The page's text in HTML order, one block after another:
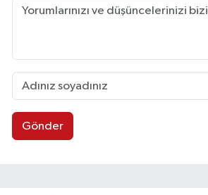
Gönder